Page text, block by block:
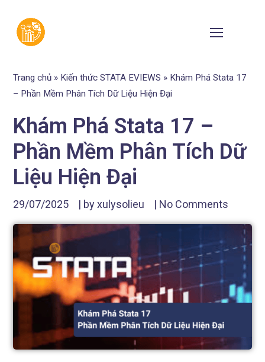
Trang chủ » Kiến thức STATA EVIEWS » Khám Phá Stata 17
– Phần Mềm Phân Tích Dữ Liệu Hiện Đại
Khám Phá Stata 17 –
Phần Mềm Phân Tích Dữ
Liệu Hiện Đại
29/07/2025 | byxulysolieu | No Comments